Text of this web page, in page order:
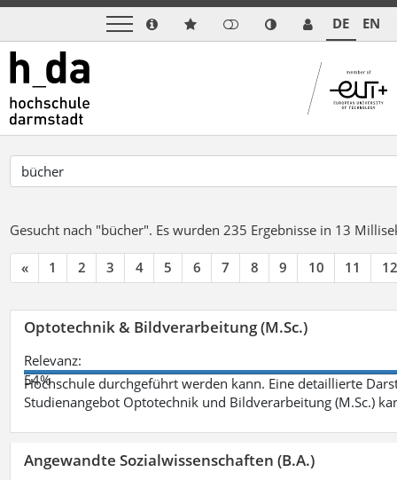
DE EN
Gesucht nach "bücher". Es wurden 235 Ergebnisse in 13
« 1 2 3 4 5 6 7 8 9 10 11 12
Optotechnik & Bildverarbeitung (M.Sc.)
Relevanz:
54%
Hochschule durchgeführt werden kann. Eine detaillierte
Studienangebot Optotechnik und Bildverarbeitung (M.Sc.)
Angewandte Sozialwissenschaften (B.A.)